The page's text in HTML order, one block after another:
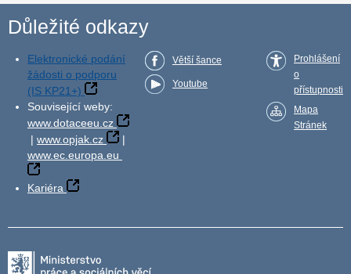
Důležité odkazy
Elektronické podání
žádosti o podporu
(IS KP21+)
Související weby:
www.dotaceeu.cz
| www.opjak.cz
|
www.ec.europa.eu
Kariéra
Větší šance
Youtube
Prohlášení
o
přístupnosti
Mapa
Stránek